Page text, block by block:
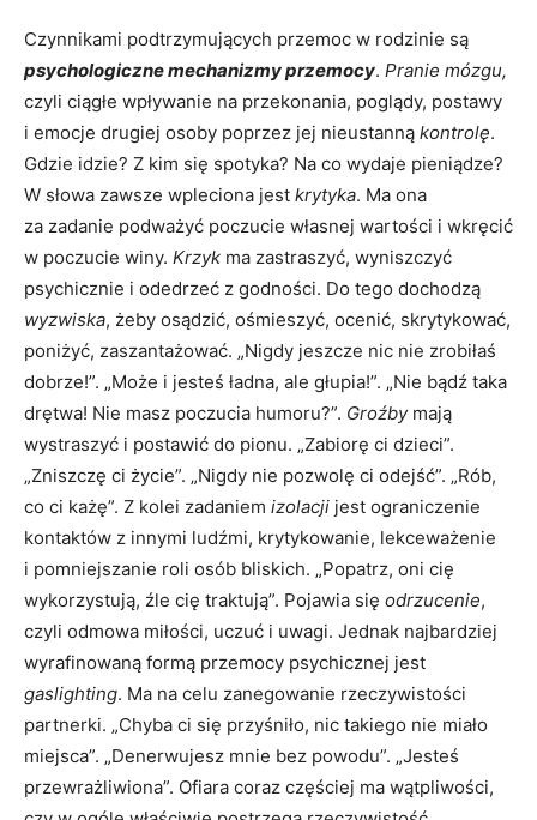
Czynnikami podtrzymujących przemoc w rodzinie są
psychologiczne mechanizmy przemocy. Pranie mózgu,
czyli ciągłe wpływanie na przekonania, poglądy, postawy
i emocje drugiej osoby poprzez jej nieustanną kontrolę.
Gdzie idzie? Z kim się spotyka? Na co wydaje pieniądze?
W słowa zawsze wpleciona jest krytyka. Ma ona
za zadanie podważyć poczucie własnej wartości i wkręcić
w poczucie winy. Krzyk ma zastraszyć, wyniszczyć
psychicznie i odedrzeć z godności. Do tego dochodzą
wyzwiska, żeby osądzić, ośmieszyć, ocenić, skrytykować,
poniżyć, zaszantażować. „Nigdy jeszcze nic nie zrobiłaś
dobrze!”. „Może i jesteś ładna, ale głupia!”. „Nie bądź taka
drętwa! Nie masz poczucia humoru?”. Groźbymają
wystraszyć i postawić do pionu. „Zabiorę ci dzieci”.
„Zniszczę ci życie”. „Nigdy nie pozwolę ci odejść”. „Rób,
co ci każę”. Z kolei zadaniem izolacji jest ograniczenie
kontaktów z innymi ludźmi, krytykowanie, lekceważenie
i pomniejszanie roli osób bliskich. „Popatrz, oni cię
wykorzystują, źle cię traktują”. Pojawia się odrzucenie,
czyli odmowa miłości, uczuć i uwagi. Jednak najbardziej
wyrafinowaną formą przemocy psychicznej jest
gaslighting. Ma na celu zanegowanie rzeczywistości
partnerki. „Chyba ci się przyśniło, nic takiego nie miało
miejsca”. „Denerwujesz mnie bez powodu”. „Jesteś
przewrażliwiona”. Ofiara coraz częściej ma wątpliwości,